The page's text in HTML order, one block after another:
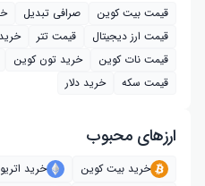
قیمت بیت کوین صرافی تبدیل
قیمت ارز دیجیتال
قیمت تتر
قیمت نات کوین
خرید تون کوین
قیمت سکه
خرید دلار
ارز‌های محبوب
خرید بیت کوین خرید